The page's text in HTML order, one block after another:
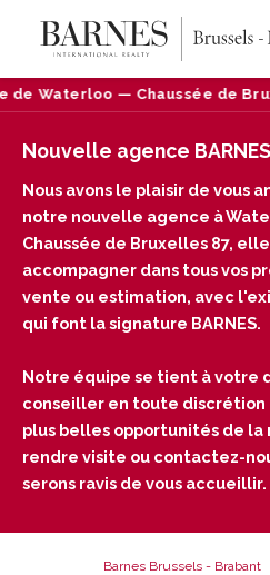
de Bruxelles 87, 1410
Nouvelle agence
Nous avons le plaisir de vous
notre nouvelle agence à
Chaussée de Bruxelles 87,
accompagner dans tous vos
vente ou estimation, avec
qui font la signature BARNES.
Notre équipe se tient à votre
conseiller en toute discrétion
plus belles opportunités de la
rendre visite ou contactez-
serons ravis de vous accueillir.
Barnes Brussels - Brabant